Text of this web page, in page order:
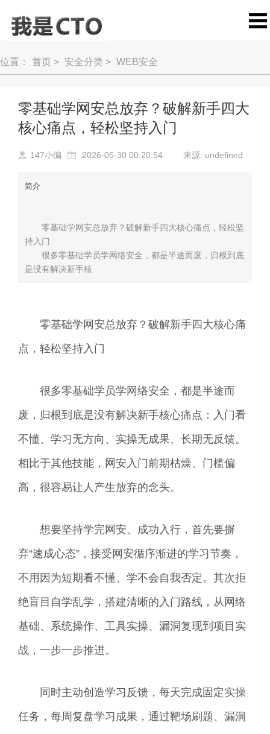
位置： 首页 > 安全分类 > WEB安全
零基础学网安总放弃？破解新手四大
核心痛点，轻松坚持入门
147小编 2026-05-30 00:20:54 来源: undefined
简介
零基础学网安总放弃？破解新手四大核心痛点，轻松坚
持入门
很多零基础学员学网络安全，都是半途而废，归根到底
是没有解决新手核
零基础学网安总放弃？破解新手四大核心痛
点，轻松坚持入门
很多零基础学员学网络安全，都是半途而
废，归根到底是没有解决新手核心痛点：入门看
不懂、学习无方向、实操无成果、长期无反馈。
相比于其他技能，网安入门前期枯燥、门槛偏
高，很容易让人产生放弃的念头。
想要坚持学完网安、成功入行，首先要摒
弃“速成心态”，接受网安循序渐进的学习节奏，
不用因为短期看不懂、学不会自我否定。其次拒
绝盲目自学乱学，搭建清晰的入门路线，从网络
基础、系统操作、工具实操、漏洞复现到项目实
战，一步一步推进。
同时主动创造学习反馈，每天完成固定实操
任务，每周复盘学习成果，通过靶场刷题、漏洞